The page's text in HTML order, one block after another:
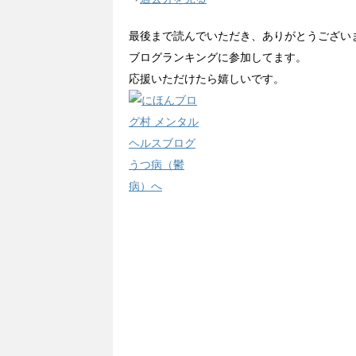
最後まで読んでいただき、ありがとうござい
ブログランキングに参加してます。
応援いただけたら嬉しいです。